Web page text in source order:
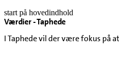
start på hovedindhold
Værdier - Taphede
I Taphede vil der være fokus på
senest opdateret 24. juni 2026